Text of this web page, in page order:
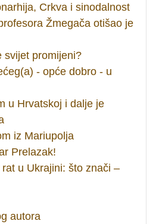
Crkva i sinodalnost
Žmegača otišao je
svijet promijeni?
- opće dobro - u
u Hrvatskoj i dalje je
iz Mariupolja
Prelazak!
u Ukrajini: što znači –
autora